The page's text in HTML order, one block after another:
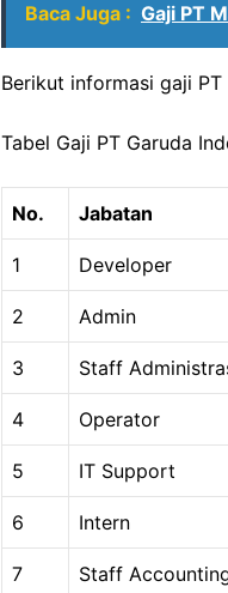
Baca Juga : Gaji PT
Berikut informasi gaji
Tabel Gaji PT Garuda
No. Jabatan
1 Developer
2 Admin
3 Staff
4 Operator
5 IT Support
6 Intern
7 Staff